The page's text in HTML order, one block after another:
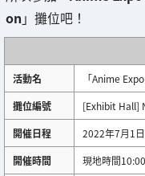
on 」攤位吧！
活動名
「Anime
攤位編號
[Exhibit Hall]
開催日程
2022年7月1
開催時間
現地時間